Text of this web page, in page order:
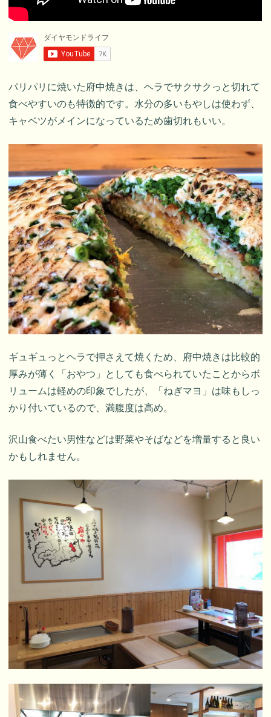
パリパリに焼いた府中焼きは、ヘラでサクサクっと切れて
食べやすいのも特徴的です。水分の多いもやしは使わず、
キャベツがメインになっているため歯切れもいい。
ギュギュっとヘラで押さえて焼くため、府中焼きは比較的
厚みが薄く「おやつ」としても食べられていたことからボ
リュームは軽めの印象でしたが、「ねぎマヨ」は味もしっ
かり付いているので、満腹度は高め。
沢山食べたい男性などは野菜やそばなどを増量すると良い
かもしれません。